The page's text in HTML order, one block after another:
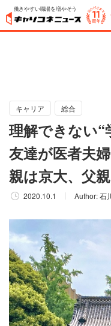
働きやすい職場を増やそう
キャリア 総合
理解できない“
友達が医者夫
親は京大、父
2020.10.1 Author:石